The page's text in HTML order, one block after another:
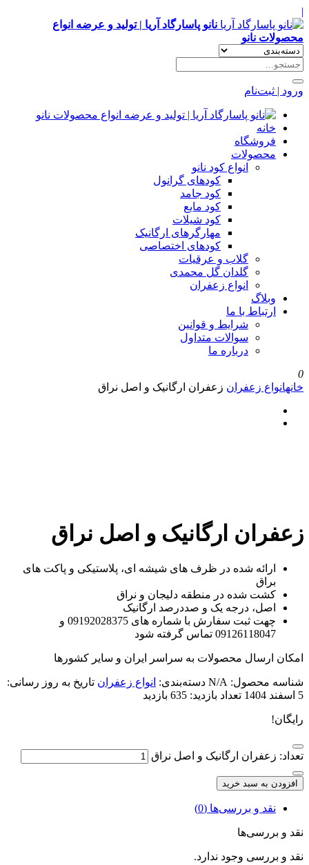
|
نانو پاسارگاد آریا | تولید و عرضه انواع
محصولات نانو
ورود | ثبت‌نام
خانه
فروشگاه
محصولات
انواع کود نانو
کودهای گرانول
کود جامد
کود مایع
کود شیلات
مهارگرهای ارگانیک
کود‌های اختصاصی
گلاب و عرقیات
گلدان گل محمدی
انواع زعفران
وبلاگ
ارتباط با ما
شرایط و قوانین
سوالات متداول
درباره ما
0
خانهانواع زعفران زعفران ارگانیک و اصل نراق
زعفران ارگانیک و اصل نراق
ارائه شده در ظرف های شیشه ای، پلاستیکی و پاکت های
براق
کشت شده در منطقه دلیجان و نراق
اصل، درجه یک و صددرصد ارگانیک
چهت ثبت سفارش با شماره های 09192028375 و
09126118047 تماس گرفته شود
امکان ارسال محصولات به سراسر ایران و سایر کشورها
شناسه محصول: N/A دسته‌بندی: انواع زعفران تاریخ به روز رسانی:
5 اسفند 1404
تعداد بازدید: 635 بازدید
رایگان!
تعداد: زعفران ارگانیک و اصل نراق
افزودن به سبد خرید
نقد و بررسی‌ها (0)
نقد و بررسی‌ها
نقد و بررسی وجود ندارد.